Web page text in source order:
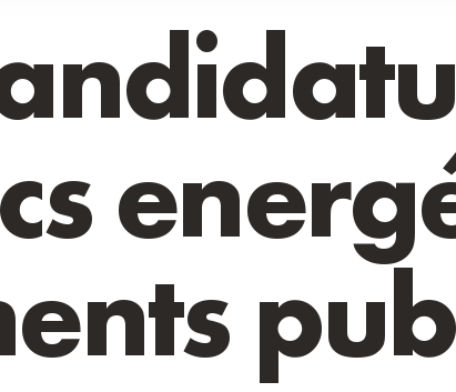
Nos communautés de communes
Procès-verbaux et délibérations
Espace Droit des Sols
Espace Stratégies Territoriales
Espace Transition Ecologique
Notre ingéniérie mutualisée au